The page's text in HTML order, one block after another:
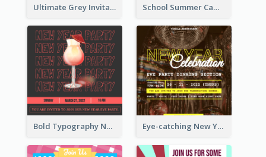
Ultimate Grey Invitation Design Template School Summer Camp Invitation
Bold Typography New Year Party Invitation Design Eye-catching New Year Eve Dinner Invitation Design Ideas